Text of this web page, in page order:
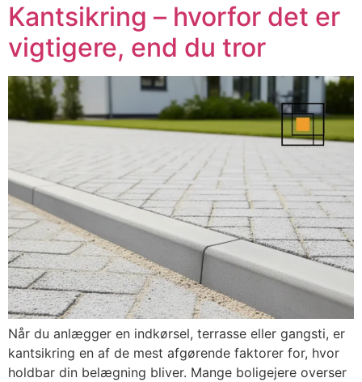
Kantsikring – hvorfor det er
vigtigere, end du tror
Når du anlægger en indkørsel, terrasse eller gangsti, er
kantsikring en af de mest afgørende faktorer for, hvor
holdbar din belægning bliver. Mange boligejere overser